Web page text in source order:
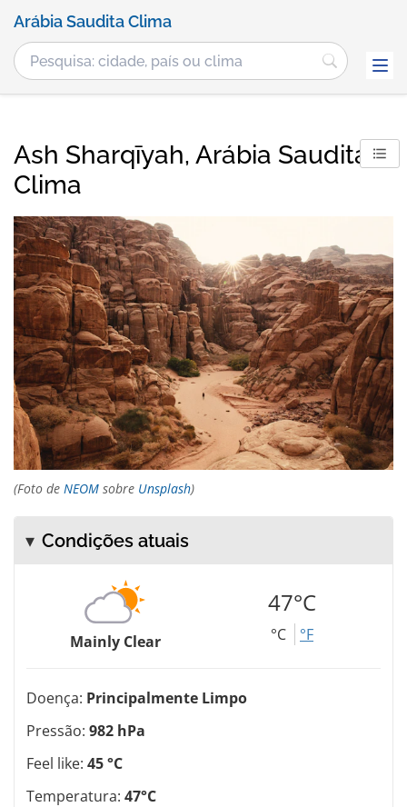
Arábia Saudita Clima
Ash Sharqīyah, Arábia Saudita
Clima
(Foto de NEOM sobre Unsplash)
Condições atuais
Mainly Clear
47°C
°C °F
Doença: Principalmente Limpo
Pressão: 982 hPa
Feel like: 45 °C
Temperatura: 47°C